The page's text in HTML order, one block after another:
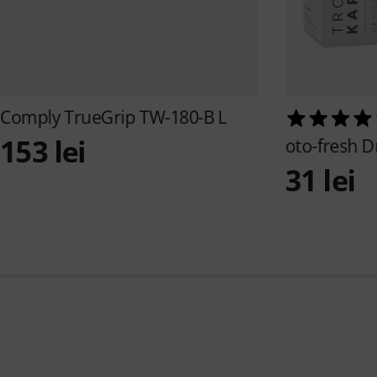
ComplyTrueGrip TW-180-B L
153 lei
oto-fresh
31 lei